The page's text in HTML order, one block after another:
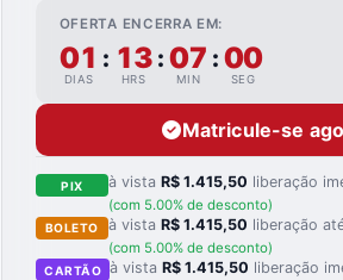
OFERTA ENCERRA EM:
01
DIAS
: 13
HRS
: 06
MIN
: 59
SEG
Matricule-se
PIX à vista R$ 1.415,50 liberação
(com 5.00% de desconto)
BOLETO à vista R$ 1.415,50 liberação
(com 5.00% de desconto)
CARTÃO à vistaR$ 1.415,50 liberação